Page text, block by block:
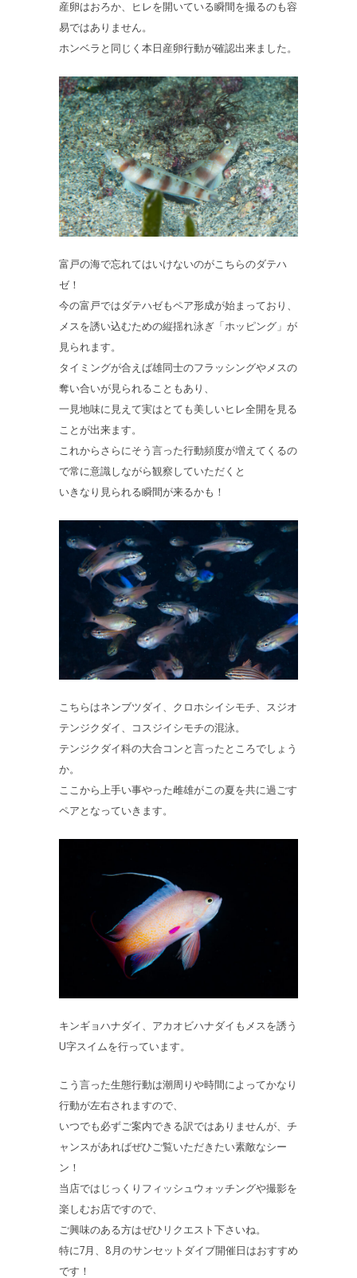
産卵はおろか、ヒレを開いている瞬間を撮るのも容
易ではありません。
ホンベラと同じく本日産卵行動が確認出来ました。
富戸の海で忘れてはいけないのがこちらのダテハ
ゼ！
今の富戸ではダテハゼもペア形成が始まっており、
メスを誘い込むための縦揺れ泳ぎ「ホッピング」が
見られます。
タイミングが合えば雄同士のフラッシングやメスの
奪い合いが見られることもあり、
一見地味に見えて実はとても美しいヒレ全開を見る
ことが出来ます。
これからさらにそう言った行動頻度が増えてくるの
で常に意識しながら観察していただくと
いきなり見られる瞬間が来るかも！
こちらはネンブツダイ、クロホシイシモチ、スジオ
テンジクダイ、コスジイシモチの混泳。
テンジクダイ科の大合コンと言ったところでしょう
か。
ここから上手い事やった雌雄がこの夏を共に過ごす
ペアとなっていきます。
キンギョハナダイ、アカオビハナダイもメスを誘う
U字スイムを行っています。
こう言った生態行動は潮周りや時間によってかなり
行動が左右されますので、
いつでも必ずご案内できる訳ではありませんが、チ
ャンスがあればぜひご覧いただきたい素敵なシー
ン！
当店ではじっくりフィッシュウォッチングや撮影を
楽しむお店ですので、
ご興味のある方はぜひリクエスト下さいね。
特に7月、8月のサンセットダイブ開催日はおすすめ
です！